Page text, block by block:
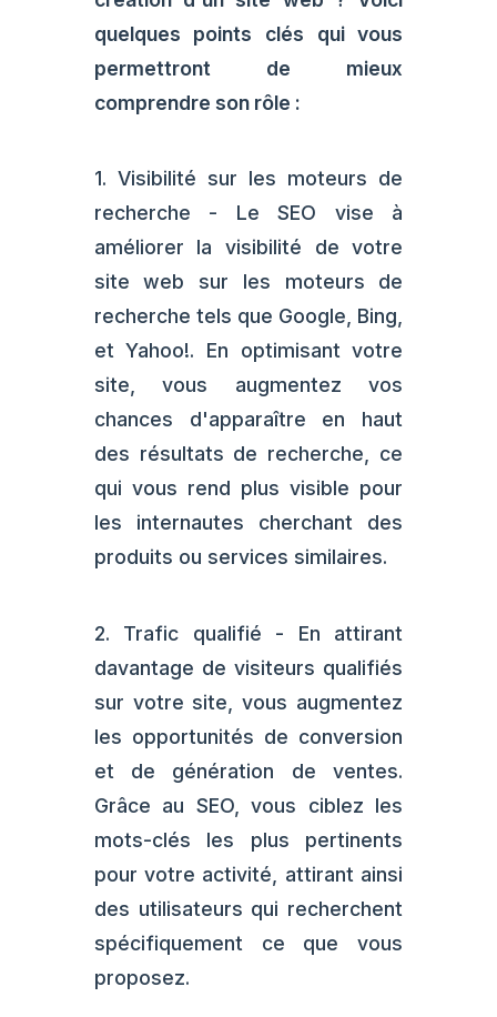
quelques points clés qui vous
permettront de mieux
comprendre son rôle :
1. Visibilité sur les moteurs de
recherche - Le SEO vise à
améliorer la visibilité de votre
site web sur les moteurs de
recherche tels que Google, Bing,
et Yahoo!. En optimisant votre
site, vous augmentez vos
chances d'apparaître en haut
des résultats de recherche, ce
qui vous rend plus visible pour
les internautes cherchant des
produits ou services similaires.
2. Trafic qualifié - En attirant
davantage de visiteurs qualifiés
sur votre site, vous augmentez
les opportunités de conversion
et de génération de ventes.
Grâce au SEO, vous ciblez les
mots-clés les plus pertinents
pour votre activité, attirant ainsi
des utilisateurs qui recherchent
spécifiquement ce que vous
proposez.